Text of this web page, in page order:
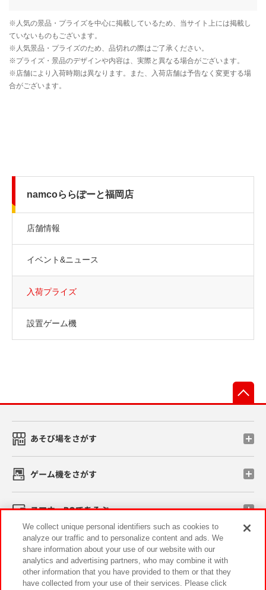
namcoららぽーと福岡店
店舗情報
イベント&ニュース
入荷プライズ
設置ゲーム機
あそび場をさがす
ゲーム機をさがす
スマホ・PCであそぶ
イベント・キャンペーン
We collect unique personal identifiers such as cookies to
analyze our traffic and to personalize content and ads. We
share information about your use of our website with our
analytics and advertising partners, who may combine it with
other information that you have provided to them or that they
have collected from your use of their services. Please click